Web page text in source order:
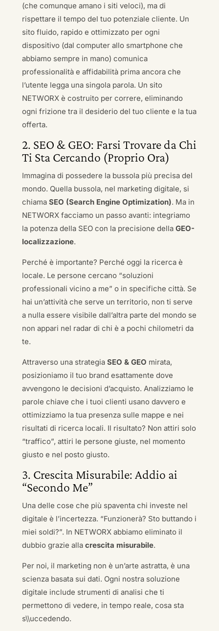
(che comunque amano i siti veloci), ma di
rispettare il tempo del tuo potenziale cliente. Un
sito fluido, rapido e ottimizzato per ogni
dispositivo (dal computer allo smartphone che
abbiamo sempre in mano) comunica
professionalità e affidabilità prima ancora che
l’utente legga una singola parola. Un sito
NETWORX è costruito per correre, eliminando
ogni frizione tra il desiderio del tuo cliente e la tua
offerta.
2. SEO & GEO: Farsi Trovare da Chi
Ti Sta Cercando (Proprio Ora)
Immagina di possedere la bussola più precisa del
mondo. Quella bussola, nel marketing digitale, si
chiama SEO (Search Engine Optimization). Ma in
NETWORX facciamo un passo avanti: integriamo
la potenza della SEO con la precisione della GEO-
localizzazione.
Perché è importante? Perché oggi la ricerca è
locale. Le persone cercano “soluzioni
professionali vicino a me” o in specifiche città. Se
hai un’attività che serve un territorio, non ti serve
a nulla essere visibile dall’altra parte del mondo se
non appari nel radar di chi è a pochi chilometri da
te.
Attraverso una strategia SEO & GEO mirata,
posizioniamo il tuo brand esattamente dove
avvengono le decisioni d’acquisto. Analizziamo le
parole chiave che i tuoi clienti usano davvero e
ottimizziamo la tua presenza sulle mappe e nei
risultati di ricerca locali. Il risultato? Non attiri solo
“traffico”, attiri le persone giuste, nel momento
giusto e nel posto giusto.
3. Crescita Misurabile: Addio ai
“Secondo Me”
Una delle cose che più spaventa chi investe nel
digitale è l’incertezza. “Funzionerà? Sto buttando i
miei soldi?”. In NETWORX abbiamo eliminato il
dubbio grazie alla crescita misurabile.
Per noi, il marketing non è un’arte astratta, è una
scienza basata sui dati. Ogni nostra soluzione
digitale include strumenti di analisi che ti
permettono di vedere, in tempo reale, cosa sta
s\\uccedendo.